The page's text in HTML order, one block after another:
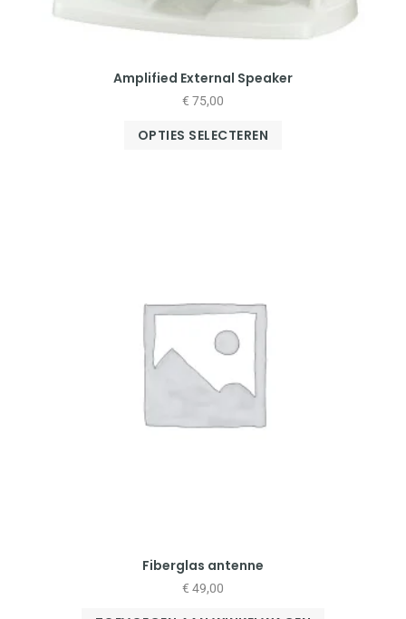
Amplified External Speaker
€ 75,00
OPTIES SELECTEREN
Fiberglas antenne
€ 49,00